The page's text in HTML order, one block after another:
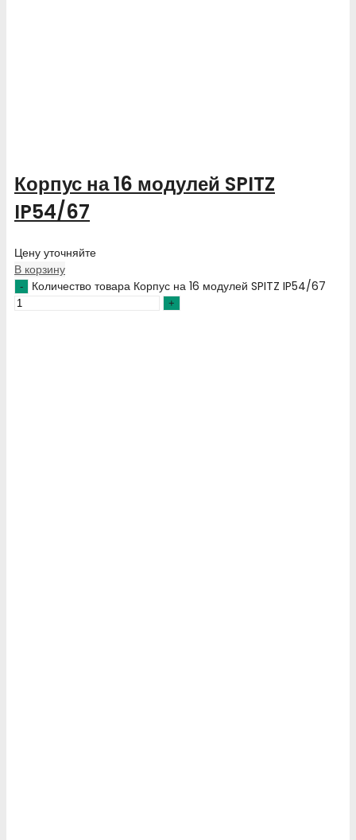
Корпус на 16 модулей SPITZ
IP54/67
Цену уточняйте
В корзину
Количество товара Корпус на 16 модулей SPITZ IP54/67